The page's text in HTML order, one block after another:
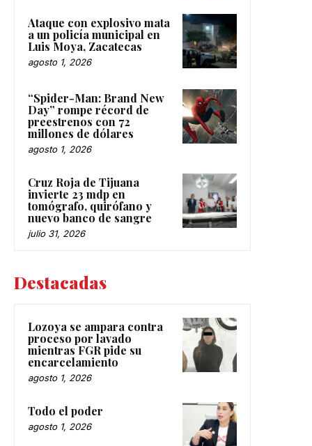
Ataque con explosivo mata
a un policía municipal en
Luis Moya, Zacatecas
agosto 1, 2026
“Spider-Man: Brand New
Day” rompe récord de
preestrenos con 72
millones de dólares
agosto 1, 2026
Cruz Roja de Tijuana
invierte 23 mdp en
tomógrafo, quirófano y
nuevo banco de sangre
julio 31, 2026
Destacadas
Lozoya se ampara contra
proceso por lavado
mientras FGR pide su
encarcelamiento
agosto 1, 2026
Todo el poder
agosto 1, 2026